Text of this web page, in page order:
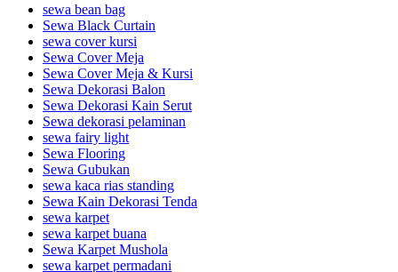
sewa bean bag
Sewa Black Curtain
sewa cover kursi
Sewa Cover Meja
Sewa Cover Meja & Kursi
Sewa Dekorasi Balon
Sewa Dekorasi Kain Serut
Sewa dekorasi pelaminan
sewa fairy light
Sewa Flooring
Sewa Gubukan
sewa kaca rias standing
Sewa Kain Dekorasi Tenda
sewa karpet
sewa karpet buana
Sewa Karpet Mushola
sewa karpet permadani